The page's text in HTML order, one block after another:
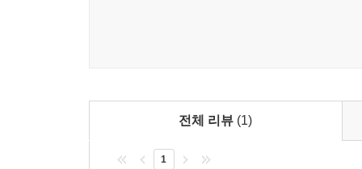
04 카메라
렌즈
전체 리뷰 (1)
1